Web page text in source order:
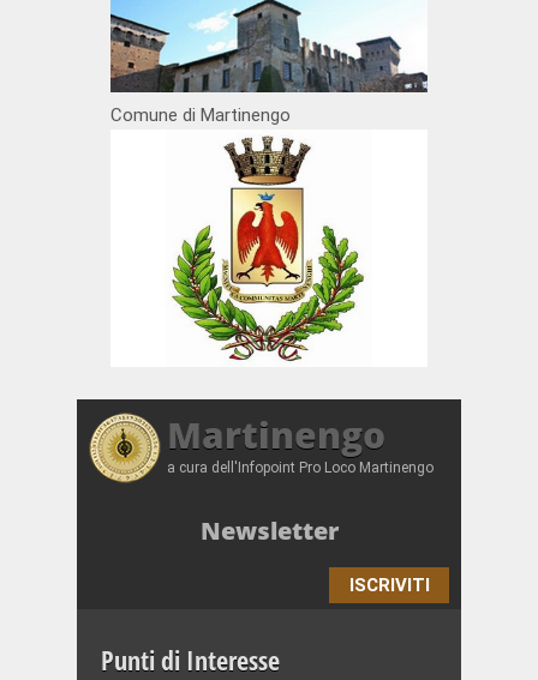
Comune di Martinengo
Martinengo
a cura dell'Infopoint Pro Loco Martinengo
Newsletter
ISCRIVITI
Punti di Interesse